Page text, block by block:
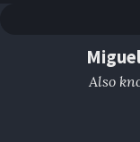
Also